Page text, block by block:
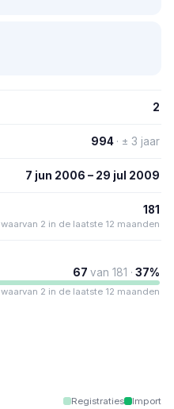
2
994 · ± 3 jaar
7 jun 2006 – 29 jul 2009
181
waarvan 2 in de laatste 12 maanden
67 van 181 · 37%
waarvan 2 in de laatste 12 maanden
Registraties Import